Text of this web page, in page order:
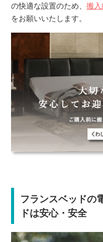
の快適な設置のため、搬
をお願いいたします。
フランスベッドの
ドは安心・安全